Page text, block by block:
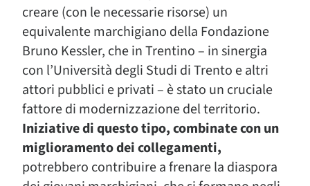
creare (con le necessarie risorse) un
equivalente marchigiano della Fondazione
Bruno Kessler, che in Trentino – in sinergia
con l’Università degli Studi di Trento e altri
attori pubblici e privati – è stato un cruciale
fattore di modernizzazione del territorio.
Iniziative di questo tipo, combinate con un
miglioramento dei collegamenti,
potrebbero contribuire a frenare la diaspora